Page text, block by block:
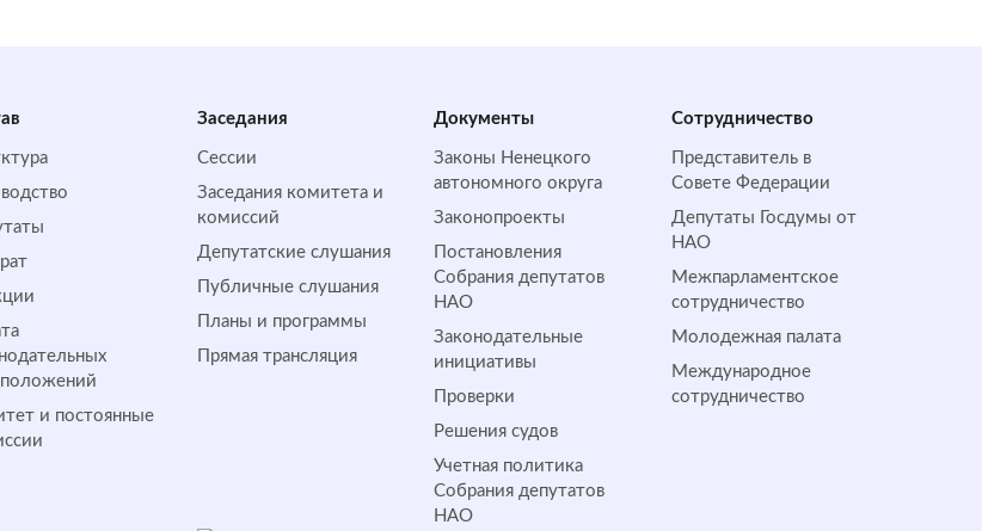
и постоянные
Заседания
Сессии
Заседания комитета и
комиссий
Депутатские слушания
Публичные слушания
Планы и программы
Прямая трансляция
Документы
Законы Ненецкого
автономного округа
Законопроекты
Постановления
Собрания депутатов
НАО
Законодательные
инициативы
Проверки
Решения судов
Учетная политика
Собрания депутатов
НАО
Сотрудничество
Представитель в
Совете Федерации
Депутаты Госдумы от
НАО
Межпарламентское
сотрудничество
Молодежная палата
Международное
сотрудничество